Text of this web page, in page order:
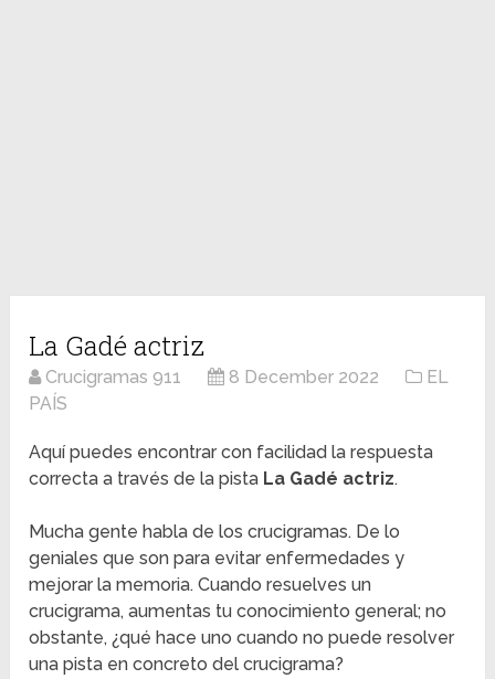
La Gadé actriz
Crucigramas 911 8 December 2022
EL
PAÍS
Aquí puedes encontrar con facilidad la respuesta
correcta a través de la pista La Gadé actriz.
Mucha gente habla de los crucigramas. De lo
geniales que son para evitar enfermedades y
mejorar la memoria. Cuando resuelves un
crucigrama, aumentas tu conocimiento general; no
obstante, ¿qué hace uno cuando no puede resolver
una pista en concreto del crucigrama?